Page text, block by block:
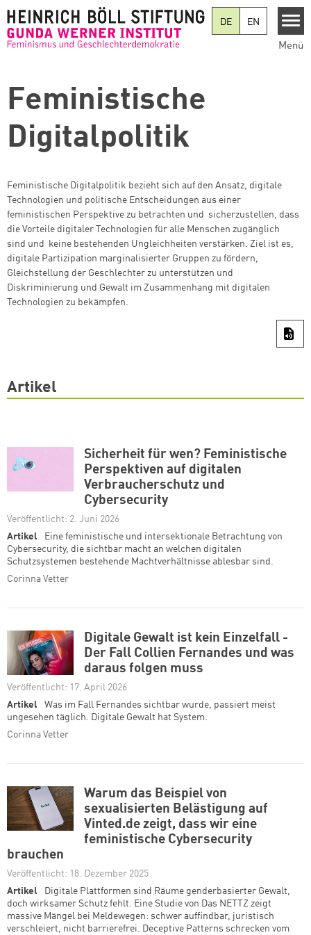
DE
EN
Menü
Feministische
Digitalpolitik
Feministische Digitalpolitik bezieht sich auf den Ansatz, digitale
Technologien und politische Entscheidungen aus einer
feministischen Perspektive zu betrachten und sicherzustellen, dass
die Vorteile digitaler Technologien für alle Menschen zugänglich
sind und
keine bestehenden Ungleichheiten verstärken. Ziel ist es,
digitale Partizipation marginalisierter Gruppen zu fördern,
Gleichstellung der Geschlechter zu unterstützen und
Diskriminierung und Gewalt im Zusammenhang mit digitalen
Technologien zu bekämpfen.
Artikel
Sicherheit für wen? Feministische
Perspektiven auf digitalen
Verbraucherschutz und
Cybersecurity
Veröffentlicht: 2. Juni 2026
Artikel
Eine feministische und intersektionale Betrachtung von
Cybersecurity, die sichtbar macht an welchen digitalen
Schutzsystemen bestehende Machtverhältnisse ablesbar sind.
Corinna Vetter
Digitale Gewalt ist kein Einzelfall -
Der Fall Collien Fernandes und was
daraus folgen muss
Veröffentlicht: 17. April 2026
Artikel
Was im Fall Fernandes sichtbar wurde, passiert meist
ungesehen täglich. Digitale Gewalt hat System.
Corinna Vetter
Warum das Beispiel von
sexualisierten Belästigung auf
Vinted.de zeigt, dass wir eine
feministische Cybersecurity
brauchen
Veröffentlicht: 18. Dezember 2025
Artikel
Digitale Plattformen sind Räume genderbasierter Gewalt,
doch wirksamer Schutz fehlt. Eine Studie von Das NETTZ zeigt
massive Mängel bei Meldewegen: schwer auffindbar, juristisch
verschleiert, nicht barrierefrei. Deceptive Patterns schrecken vom